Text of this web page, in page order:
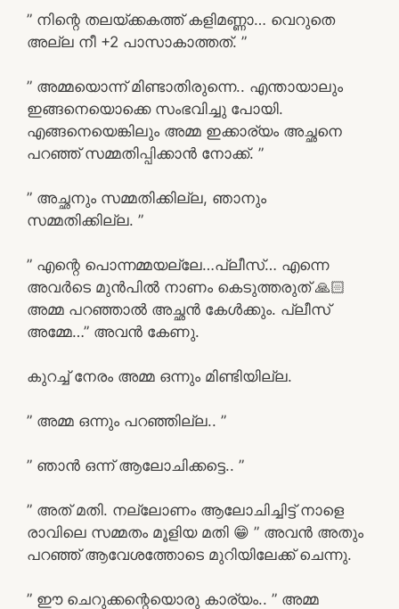
” നിന്റെ തലയ്ക്കകത്ത് കളിമണ്ണാ… വെറുതെ
അല്ല നീ +2 പാസാകാത്തത്. ”
” അമ്മയൊന്ന് മിണ്ടാതിരുന്നെ.. എന്തായാലും
ഇങ്ങനെയൊക്കെ സംഭവിച്ചു പോയി.
എങ്ങനെയെങ്കിലും അമ്മ ഇക്കാര്യം അച്ഛനെ
പറഞ്ഞ് സമ്മതിപ്പിക്കാൻ നോക്ക്. ”
” അച്ഛനും സമ്മതിക്കില്ല, ഞാനും
സമ്മതിക്കില്ല. ”
” എന്റെ പൊന്നമ്മയല്ലേ…പ്ലീസ്… എന്നെ
അവർടെ മുൻപിൽ നാണം കെടുത്തരുത് 🙏🏻
അമ്മ പറഞ്ഞാൽ അച്ഛൻ കേൾക്കും. പ്ലീസ്
അമ്മേ…” അവൻ കേണു.
കുറച്ച് നേരം അമ്മ ഒന്നും മിണ്ടിയില്ല.
” അമ്മ ഒന്നും പറഞ്ഞില്ല.. ”
” ഞാൻ ഒന്ന് ആലോചിക്കട്ടെ.. ”
” അത് മതി. നല്ലോണം ആലോചിച്ചിട്ട് നാളെ
രാവിലെ സമ്മതം മൂളിയ മതി 😁 ” അവൻ അതും
പറഞ്ഞ് ആവേശത്തോടെ മുറിയിലേക്ക് ചെന്നു.
” ഈ ചെറുക്കന്റെയൊരു കാര്യം.. ” അമ്മ